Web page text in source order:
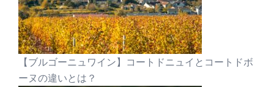
【ブルゴーニュワイン】コートドニュイとコートドボ
ーヌの違いとは？